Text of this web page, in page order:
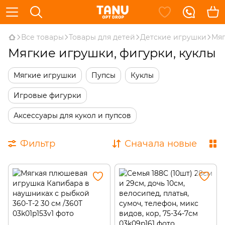
Все товары Товары для детей Детские игрушки
Мягкие игрушки, фигурки, куклы
Мягкие игрушки Пупсы Куклы
Игровые фигурки
Аксессуары для кукол и пупсов
Фильтр Сначала новые